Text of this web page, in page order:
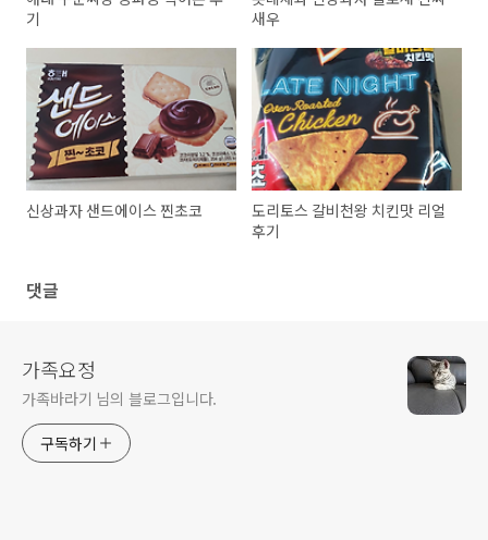
기
새우
신상과자 샌드에이스 찐초코
도리토스 갈비천왕 치킨맛 리얼
후기
댓글
가족요정
가족바라기 님의 블로그입니다.
구독하기